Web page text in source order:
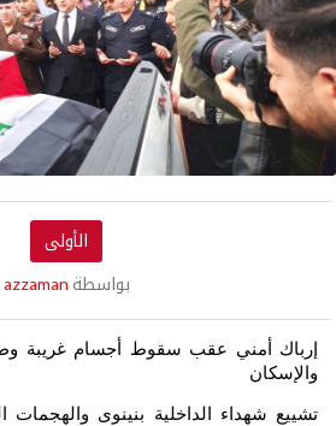
الأولى
بواسطة azzaman
إرباك أمني عقب سقوط أجسام غريبة
والإسكان
تشييع شهداء الداخلية بنينوى والهجمات